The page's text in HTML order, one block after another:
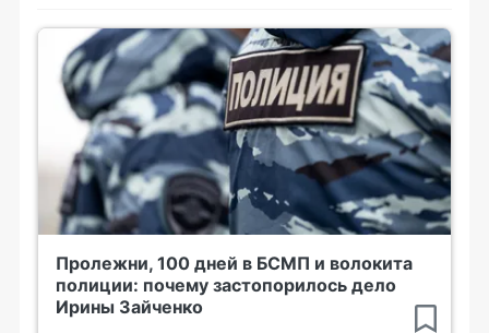
Пролежни, 100 дней в БСМП и волокита
полиции: почему застопорилось дело
Ирины Зайченко